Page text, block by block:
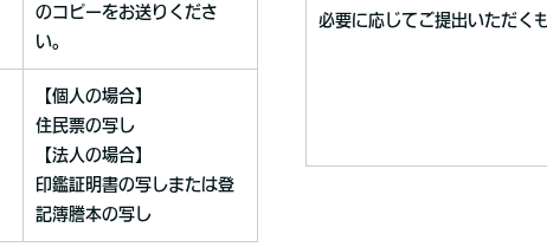
のコピーをお送りくださ
い。
【個人の場合】
住民票の写し
【法人の場合】
印鑑証明書の写しまたは登
記簿謄本の写し
必要に応じてご提出いただく